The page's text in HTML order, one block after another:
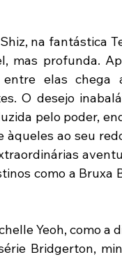
na fantástica
mas profunda.
elas chega
O desejo
pelo poder,
àqueles ao seu
como a Bruxa
Yeoh, como a
Bridgerton,